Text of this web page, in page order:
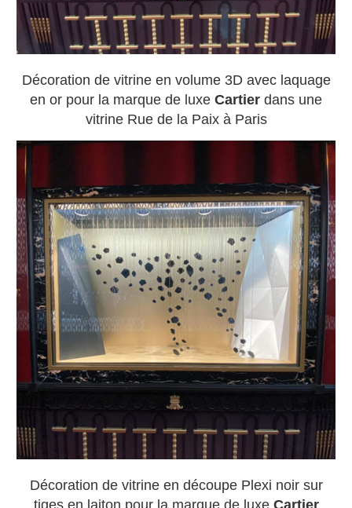
Décoration de vitrine en volume 3D avec laquage
en or pour la marque de luxe Cartier dans une
vitrine Rue de la Paix à Paris
Décoration de vitrine en découpe Plexi noir sur
tiges en laiton pour la marque de luxe Cartier